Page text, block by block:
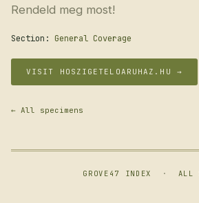
Rendeld meg most!
Section: General Coverage
VISIT HOSZIGETELOARUHAZ.HU →
← All specimens
GROVE47 INDEX · ALL